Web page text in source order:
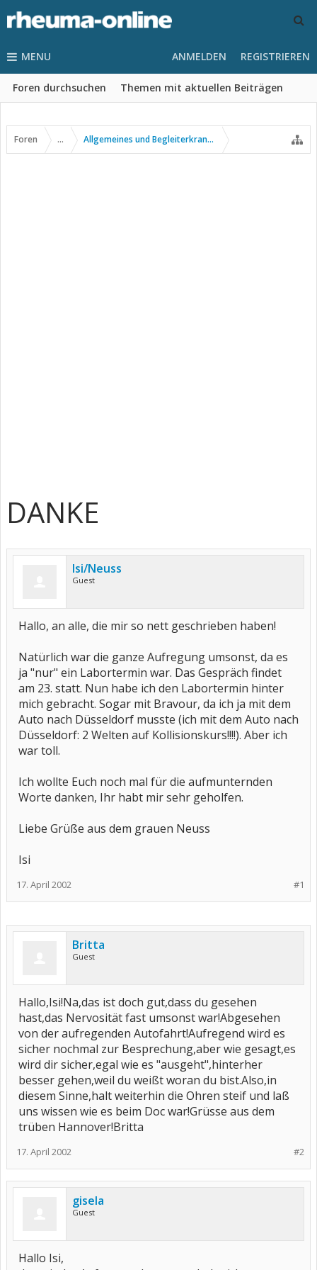
MENU
Foren durchsuchen Themen mit aktuellen Beiträgen
ANMELDEN REGISTRIEREN
Foren ... Allgemeines und Begleiterkrankungen
DANKE
Isi/Neuss
Guest
Hallo, an alle, die mir so nett geschrieben haben!
Natürlich war die ganze Aufregung umsonst, da es
ja "nur" ein Labortermin war. Das Gespräch findet
am 23. statt. Nun habe ich den Labortermin hinter
mich gebracht. Sogar mit Bravour, da ich ja mit dem
Auto nach Düsseldorf musste (ich mit dem Auto nach
Düsseldorf: 2 Welten auf Kollisionskurs!!!!). Aber ich
war toll.
Ich wollte Euch noch mal für die aufmunternden
Worte danken, Ihr habt mir sehr geholfen.
Liebe Grüße aus dem grauen Neuss
Isi
#1
17. April 2002
Britta
Guest
Hallo,Isi!Na,das ist doch gut,dass du gesehen
hast,das Nervosität fast umsonst war!Abgesehen
von der aufregenden Autofahrt!Aufregend wird es
sicher nochmal zur Besprechung,aber wie gesagt,es
wird dir sicher,egal wie es "ausgeht",hinterher
besser gehen,weil du weißt woran du bist.Also,in
diesem Sinne,halt weiterhin die Ohren steif und laß
uns wissen wie es beim Doc war!Grüsse aus dem
trüben Hannover!Britta
#2
17. April 2002
gisela
Guest
Hallo Isi,